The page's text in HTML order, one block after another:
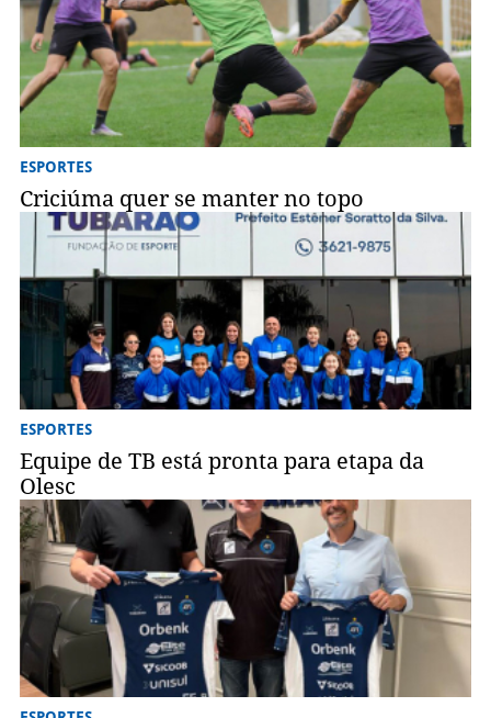
ESPORTES
Criciúma quer se manter no topo
ESPORTES
Equipe de TB está pronta para etapa da
Olesc